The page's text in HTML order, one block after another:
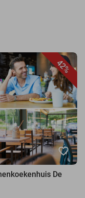
42%
favorite_border
De